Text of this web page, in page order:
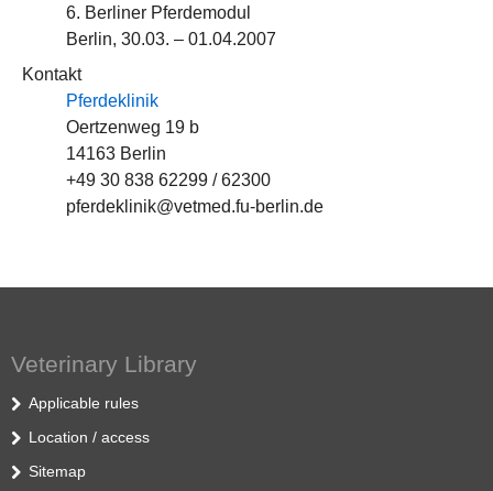
6. Berliner Pferdemodul
Berlin, 30.03. – 01.04.2007
Kontakt
Pferdeklinik
Oertzenweg 19 b
14163 Berlin
+49 30 838 62299 / 62300
pferdeklinik@vetmed.fu-berlin.de
Veterinary Library
Applicable rules
Location / access
Sitemap